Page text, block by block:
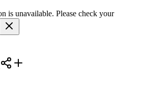
is unavailable. Please check your